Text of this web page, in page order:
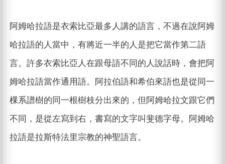
阿姆哈拉語是衣索比亞最多人講的語言，不過在說阿姆
哈拉語的人當中，有將近一半的人是把它當作第二語
言。許多衣索比亞人在跟母語不同的人說話時，會把阿
姆哈拉語當作通用語。阿拉伯語和希伯來語也是從同一
棵系譜樹的同一根樹枝分出來的，但阿姆哈拉文跟它們
不同，是從左寫到右，書寫的文字叫斐德字母。阿姆哈
拉語是拉斯特法里宗教的神聖語言。